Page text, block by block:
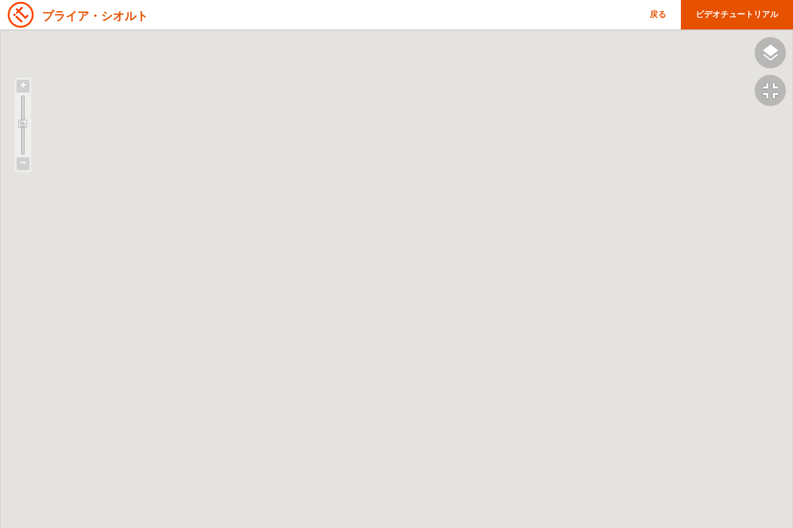
プライア・シオルト ビデオチュートリアル
戻る
+
−
fullscreen_exit